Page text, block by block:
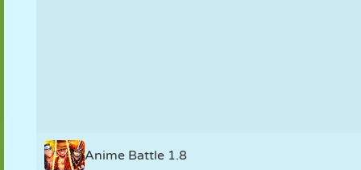
Anime Battle 1.8